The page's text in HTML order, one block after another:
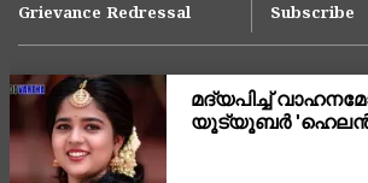
Grievance Redressal
Subscribe